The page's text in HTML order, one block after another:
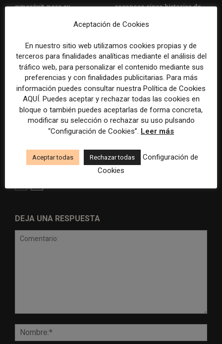
superávit, pero su
reconoce cinco historias de
sobre el poder, la memoria y
Radio Televisión Madrid
control para el uso de la
inteligencia artificial
ADEPA crea un premio
cobertura periodística del
Mundial 2026
DEJA UNA RESPUESTA
Aceptación de Cookies
En nuestro sitio web utilizamos cookies propias y de
terceros para finalidades analíticas mediante el análisis del
tráfico web, para personalizar el contenido mediante sus
preferencias y con finalidades publicitarias. Para más
información puedes consultar nuestra Política de Cookies
AQUÍ. Puedes aceptar y rechazar todas las cookies en
bloque o también puedes aceptarlas de forma concreta,
modificar su selección o rechazar su uso pulsando
“Configuración de Cookies”. Leer más
Aceptar todas Rechazar todas
Configuración de
Cookies